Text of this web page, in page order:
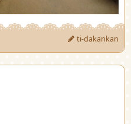
ti-dakankan